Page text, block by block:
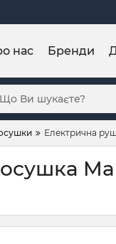
нас Бренди
Електрична